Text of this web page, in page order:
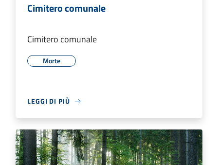
Cimitero comunale
Cimitero comunale
Morte
LEGGI DI PIÙ